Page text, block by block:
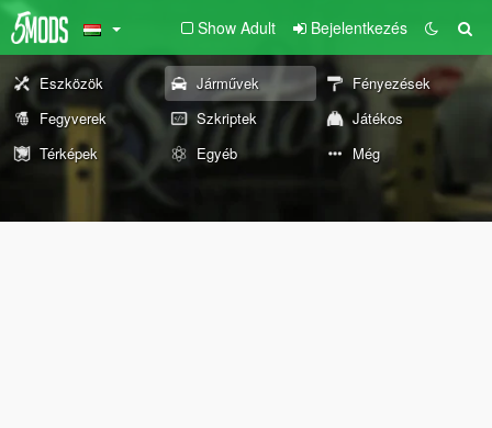
Show Adult Bejelentkezés
Eszközök Járművek
Fényezések
Fegyverek
Szkriptek
Játékos
Térképek
Egyéb Még